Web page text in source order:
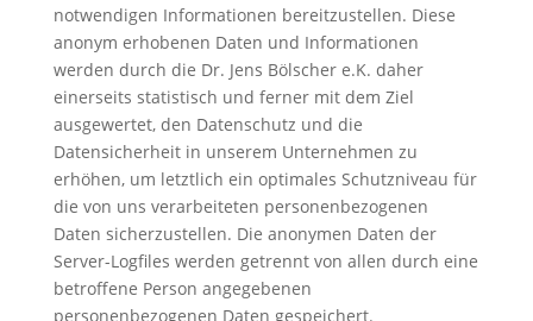
notwendigen Informationen bereitzustellen. Diese
anonym erhobenen Daten und Informationen
werden durch die Dr. Jens Bölscher e.K. daher
einerseits statistisch und ferner mit dem Ziel
ausgewertet, den Datenschutz und die
Datensicherheit in unserem Unternehmen zu
erhöhen, um letztlich ein optimales Schutzniveau für
die von uns verarbeiteten personenbezogenen
Daten sicherzustellen. Die anonymen Daten der
Server-Logfiles werden getrennt von allen durch eine
betroffene Person angegebenen
personenbezogenen Daten gespeichert.